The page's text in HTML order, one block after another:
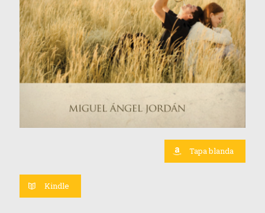
Tapa blanda
Kindle